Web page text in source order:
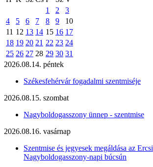
1
2
3
4
5 6 7 8 9
10
11 12 13 14 15 16 17
18 19 20 21 22 23 24
25 26 27 28 29 30 31
2026.08.14. péntek
Székesfehérvár fogadalmi szentmiséje
2026.08.15. szombat
Nagyboldogasszony ünnep - szentmise
2026.08.16. vasárnap
Szentmise és jegyesek megáldása az Ercsi
Nagyboldogasszony-napi búcsún